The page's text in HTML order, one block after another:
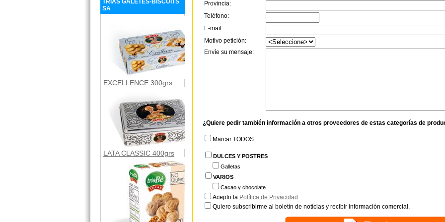
TRIAS GALETES-BISCUITS
SA
EXCELLENCE 300grs
LATA CLASSIC 400grs
Provincia:
Teléfono:
E-mail:
Motivo petición:
Envíe su mensaje:
¿Quiere pedir también información a otros proveedores de estas categorías de
Marcar TODOS
DULCES Y POSTRES
Galletas
VARIOS
Cacao y chocolate
Acepto la Política de Privacidad
Quiero subscribirme al boletín de notícias y recibir información comercial.